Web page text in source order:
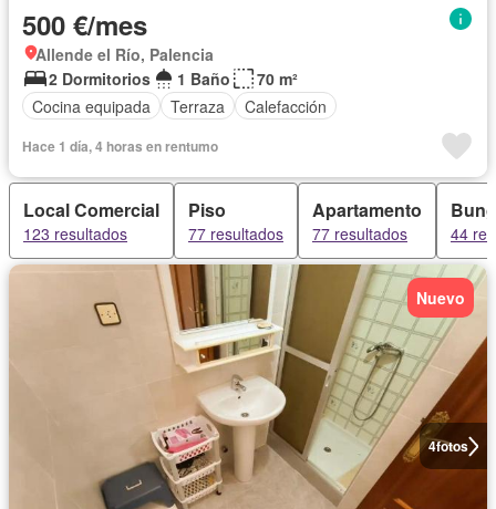
500 €/mes
Allende el Río, Palencia
2 Dormitorios
1 Baño
70 m²
Cocina equipada
Terraza Calefacción
Hace 1 día, 4 horas en rentumo
Local Comercial
123 resultados
Piso
77 resultados
Apartamento
77 resultados 44
4fotos
Nuevo